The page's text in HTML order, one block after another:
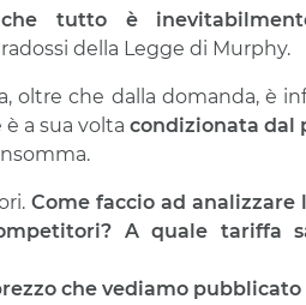
tutto è
della Legge di Murphy.
oltre che dalla domanda, è
a sua voltacondizionata dal
Come faccio ad analizzare
A quale tariffa
che vediamo